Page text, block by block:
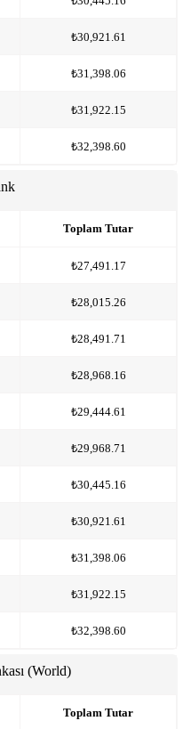
₺30,921.61
₺31,398.06
₺31,922.15
₺32,398.60
Toplam Tutar
₺27,491.17
₺28,015.26
₺28,491.71
₺28,968.16
₺29,444.61
₺29,968.71
₺30,445.16
₺30,921.61
₺31,398.06
₺31,922.15
₺32,398.60
Toplam Tutar